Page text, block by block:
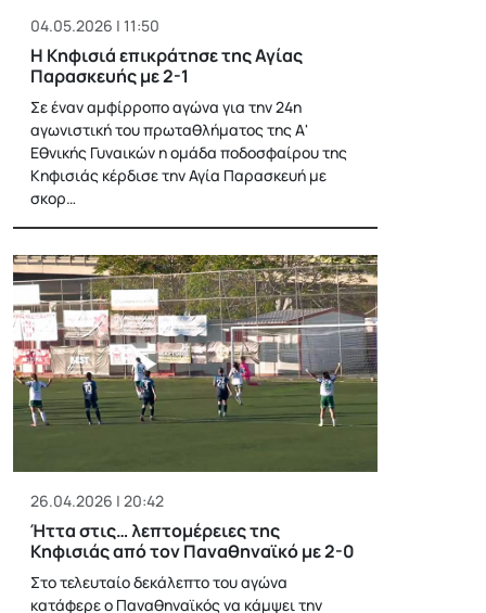
04.05.2026 | 11:50
Η Κηφισιά επικράτησε της Αγίας
Παρασκευής με 2-1
Σε έναν αμφίρροπο αγώνα για την 24η
αγωνιστική του πρωταθλήματος της Α'
Εθνικής Γυναικών η ομάδα ποδοσφαίρου της
Κηφισιάς κέρδισε την Αγία Παρασκευή με
σκορ…
26.04.2026 | 20:42
Ήττα στις… λεπτομέρειες της
Κηφισιάς από τον Παναθηναϊκό με 2-0
Στο τελευταίο δεκάλεπτο του αγώνα
κατάφερε ο Παναθηναϊκός να κάμψει την